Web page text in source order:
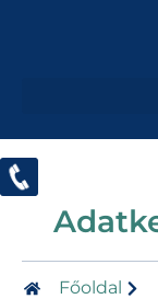
Főoldal